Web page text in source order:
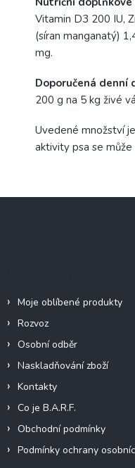
Vitamin D3 200 IU,
(síran manganatý)
mg.
Doporučená denní
200 g na 5 kg živé
Uvedené množství
aktivity psa se může
Moje oblíbené produkty
Rozvoz
Osobní odběr
Naskladňování zboží
Kontakty
Co je B.A.R.F.
Obchodní podmínky
Podmínky ochrany